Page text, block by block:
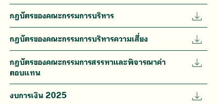
กฎบัตรของคณะกรรมการบริหาร
กฎบัตรของคณะกรรมการบริหารความเสี่ยง
กฎบัตรของคณะกรรมการสรรหาและพิจารณาค่า
ตอบแทน
งบการเงิน 2025